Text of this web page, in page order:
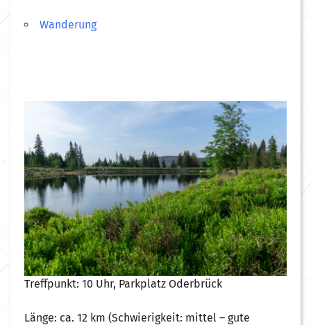
Wanderung
Treffpunkt: 10 Uhr, Parkplatz Oderbrück
Länge: ca. 12 km (Schwierigkeit: mittel – gute